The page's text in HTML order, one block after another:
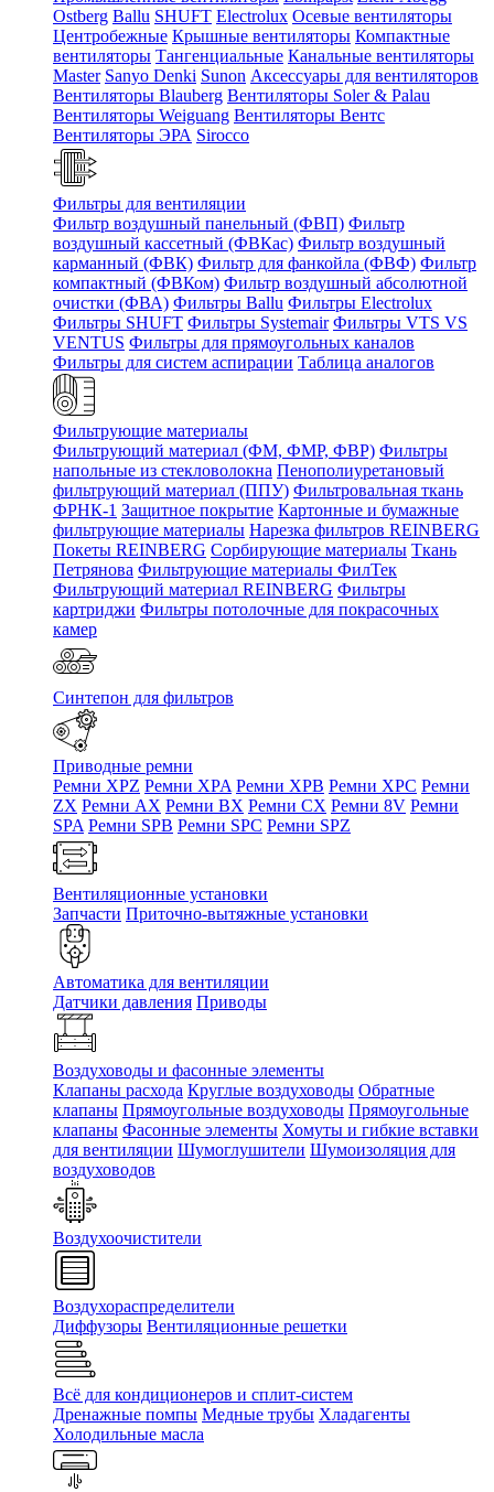
Ostberg Ballu SHUFT Electrolux Осевые вентиляторы
Центробежные Крышные вентиляторы Компактные
вентиляторы Тангенциальные Канальные вентиляторы
Master Sanyo Denki Sunon Аксессуары для вентиляторов
Вентиляторы Blauberg Вентиляторы Soler & Palau
Вентиляторы Weiguang Вентиляторы Вентс
Вентиляторы ЭРА Sirocco
Фильтры для вентиляции
Фильтр воздушный панельный (ФВП) Фильтр
воздушный кассетный (ФВКас) Фильтр воздушный
карманный (ФВК) Фильтр для фанкойла (ФВФ) Фильтр
компактный (ФВКом) Фильтр воздушный абсолютной
очистки (ФВА) Фильтры Ballu Фильтры Electrolux
Фильтры SHUFT Фильтры Systemair Фильтры VTS VS
VENTUS Фильтры для прямоугольных каналов
Фильтры для систем аспирации Таблица аналогов
Фильтрующие материалы
Фильтрующий материал (ФМ, ФМР, ФВР) Фильтры
напольные из стекловолокна Пенополиуретановый
фильтрующий материал (ППУ) Фильтровальная ткань
ФРНК-1 Защитное покрытие Картонные и бумажные
фильтрующие материалы Нарезка фильтров REINBERG
Покеты REINBERG Сорбирующие материалы Ткань
Петрянова Фильтрующие материалы ФилТек
Фильтрующий материал REINBERG Фильтры
картриджи Фильтры потолочные для покрасочных
камер
Синтепон для фильтров
Приводные ремни
Ремни XPZ Ремни XPA Ремни XPB Ремни XPC Ремни
ZX Ремни AX Ремни BX Ремни CX Ремни 8V Ремни
SPA Ремни SPB Ремни SPC Ремни SPZ
Вентиляционные установки
Запчасти Приточно-вытяжные установки
Автоматика для вентиляции
Датчики давления Приводы
Воздуховоды и фасонные элементы
Клапаны расхода Круглые воздуховоды Обратные
клапаны Прямоугольные воздуховоды Прямоугольные
клапаны Фасонные элементы Хомуты и гибкие вставки
для вентиляции Шумоглушители Шумоизоляция для
воздуховодов
Воздухоочистители
Воздухораспределители
Диффузоры Вентиляционные решетки
Всё для кондиционеров и сплит-систем
Дренажные помпы Медные трубы Хладагенты
Холодильные масла